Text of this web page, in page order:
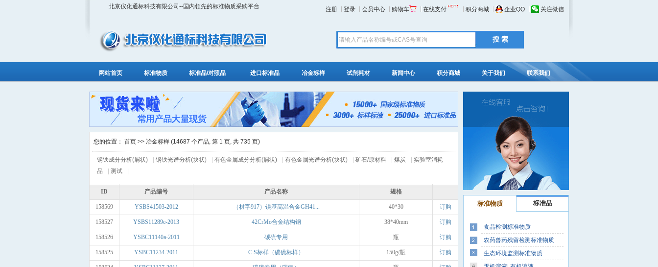
北京仪化通标科技有限公司--国内领先的标准物质采购平台 注册 登录 会员中心 购物车 在线支付 积分商城 企业QQ 关注微信
网站首页 标准物质 标准品/对照品 进口标准品 冶金标样 试剂耗材 新闻中心 积分商城 关于我们 联系我们
您的位置： 首页 >> 冶金标样 (14687 个产品, 第 1 页, 共 735 页)
钢铁成分分析(屑状) 钢铁光谱分析(块状) 有色金属成分分析(屑状) 有色金属光谱分析(块状) 矿石/原材料 煤炭
实验室消耗
品
测试
ID 产品编号 产品名称 规格
158569 YSBS41503-2012 （材字917）镍基高温合金GH41... 40*30 订购
158527 YSBS11289c-2013 42CrMo合金结构钢 38*40mm 订购
158526 YSBC11140a-2011 碳硫专用 瓶 订购
158525 YSBC11234-2011 C.S标样（碳硫标样） 150g/瓶 订购
标准物质 标准品
食品检测标准物质
农药兽药残留检测标准物质
生态环境监测标准物质